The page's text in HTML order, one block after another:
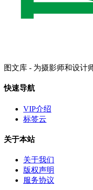
图文库 - 为摄影师和设计
快速导航
VIP介绍
标签云
关于本站
关于我们
版权声明
服务协议